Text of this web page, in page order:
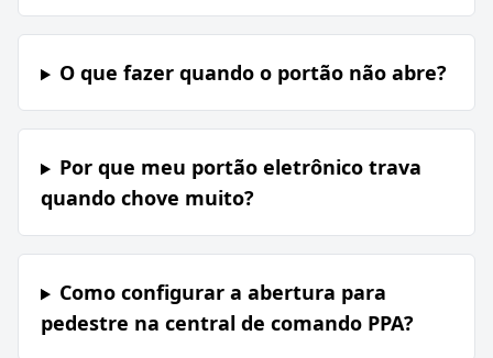
O que fazer quando o portão não abre?
Por que meu portão eletrônico trava
quando chove muito?
Como configurar a abertura para
pedestre na central de comando PPA?